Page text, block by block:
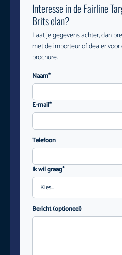
Interesse in de Fairline
Brits elan?
Laat je gegevens achter, dan
met de importeur of dealer
brochure.
Naam*
E-mail*
Telefoon
Ik wil graag*
Bericht (optioneel)